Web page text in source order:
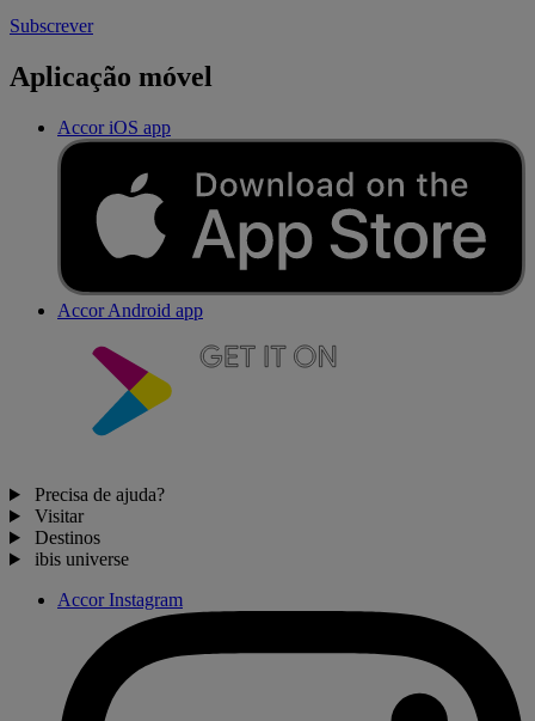
Subscrever
Aplicação móvel
Accor iOS app
Accor Android app
Precisa de ajuda?
Visitar
Destinos
ibis universe
Accor Instagram